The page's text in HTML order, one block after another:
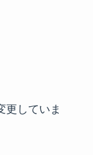
更していま